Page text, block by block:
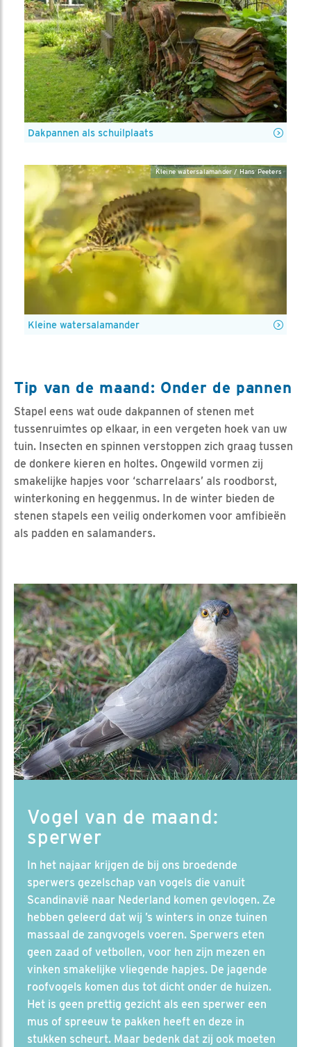
Dakpannen als schuilplaats
Kleine watersalamander
Kleine watersalamander / Hans Peeters
Tip van de maand: Onder de pannen
Stapel eens wat oude dakpannen of stenen met
tussenruimtes op elkaar, in een vergeten hoek van uw
tuin. Insecten en spinnen verstoppen zich graag tussen
de donkere kieren en holtes. Ongewild vormen zij
smakelijke hapjes voor ‘scharrelaars’ als roodborst,
winterkoning en heggenmus. In de winter bieden de
stenen stapels een veilig onderkomen voor amfibieën
als padden en salamanders.
Vogel van de maand:
sperwer
In het najaar krijgen de bij ons broedende
sperwers gezelschap van vogels die vanuit
Scandinavië naar Nederland komen gevlogen. Ze
hebben geleerd dat wij ’s winters in onze tuinen
massaal de zangvogels voeren. Sperwers eten
geen zaad of vetbollen, voor hen zijn mezen en
vinken smakelijke vliegende hapjes. De jagende
roofvogels komen dus tot dicht onder de huizen.
Het is geen prettig gezicht als een sperwer een
mus of spreeuw te pakken heeft en deze in
stukken scheurt. Maar bedenk dat zij ook moeten